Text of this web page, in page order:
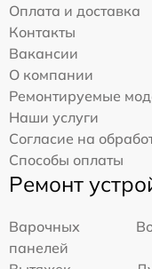
Оплата и доставка
Контакты
Вакансии
О компании
Ремонтируемые
Наши услуги
Согласие на
Способы оплаты
Ремонт
Варочных
панелей